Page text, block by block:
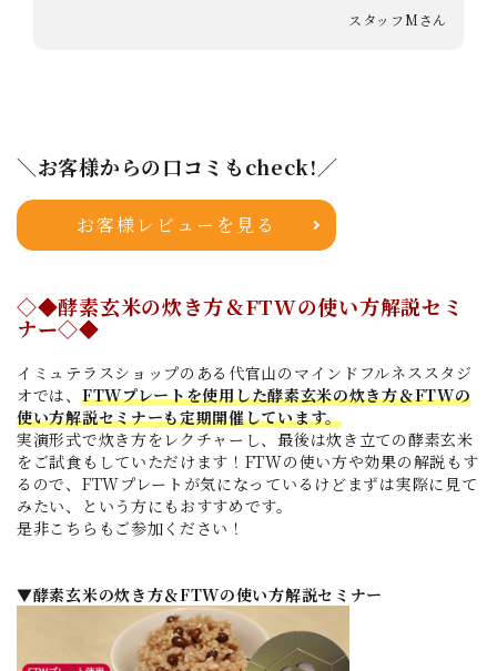
スタッフMさん
＼お客様からの口コミもcheck!／
お客様レビューを見る
◇◆酵素玄米の炊き方＆FTWの使い方解説セミ
ナー◇◆
イミュテラスショップのある代官山のマインドフルネススタジ
オでは、 FTWプレートを使用した酵素玄米の炊き方＆FTWの
使い方解説セミナーも定期開催しています。
実演形式で炊き方をレクチャーし、最後は炊き立ての酵素玄米
をご試食もしていただけます！FTWの使い方や効果の解説もす
るので、FTWプレートが気になっているけどまずは実際に見て
みたい、という方にもおすすめです。
是非こちらもご参加ください！
▼酵素玄米の炊き方＆FTWの使い方解説セミナー